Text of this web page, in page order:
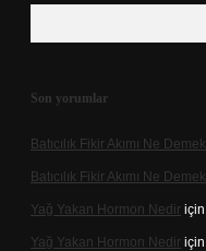
Son yorumlar
Batıcılık Fikir Akımı Ne Demek
Batıcılık Fikir Akımı Ne Demek
Yağ Yakan Hormon Nedir için
Yağ Yakan Hormon Nedir için